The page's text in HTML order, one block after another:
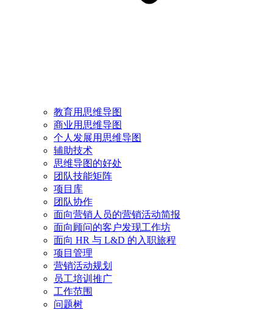
教育用思维导图
商业用思维导图
个人发展用思维导图
辅助技术
思维导图的好处
团队技能矩阵
项目库
团队协作
面向营销人员的营销活动简报
面向顾问的客户发现工作坊
面向 HR 与 L&D 的入职旅程
项目管理
营销活动规划
员工培训推广
工作范围
问题树